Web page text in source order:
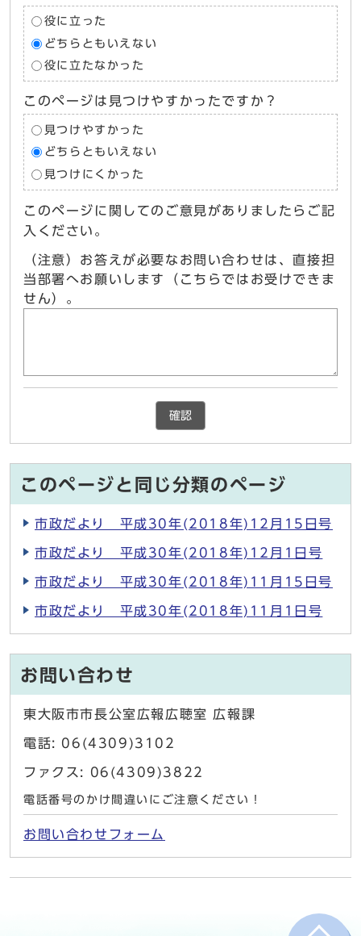
役に立った
どちらともいえない
役に立たなかった
このページは見つけやすかったですか？
見つけやすかった
どちらともいえない
見つけにくかった
このページに関してのご意見がありましたらご記
入ください。
（注意）お答えが必要なお問い合わせは、直接担
当部署へお願いします（こちらではお受けできま
せん）。
確認
このページと同じ分類のページ
市政だより 平成30年(2018年)12月15日号
市政だより 平成30年(2018年)12月1日号
市政だより 平成30年(2018年)11月15日号
市政だより 平成30年(2018年)11月1日号
お問い合わせ
東大阪市市長公室広報広聴室 広報課
電話: 06(4309)3102
ファクス: 06(4309)3822
電話番号のかけ間違いにご注意ください！
お問い合わせフォーム